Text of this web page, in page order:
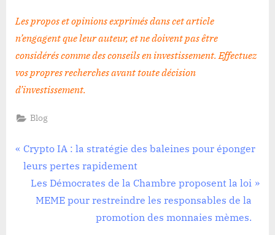
Les propos et opinions exprimés dans cet article
n’engagent que leur auteur, et ne doivent pas être
considérés comme des conseils en investissement. Effectuez
vos propres recherches avant toute décision
d’investissement.
Blog
Navigation
de
l’article
P
r
Crypto IA : la stratégie des baleines pour éponger
leurs pertes rapidement
N
Les Démocrates de la Chambre proposent la loi
MEME pour restreindre les responsables de la
promotion des monnaies mèmes.